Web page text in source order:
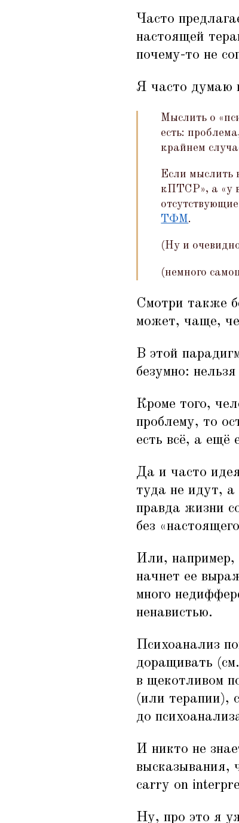
Часто
настоящей
почему-то не
Я часто думаю
Мыслить о «
есть:
крайнем
Если мыслить
кПТСР», а «у
ТФМ.
(Ну и
(немного
Смотри также
может, чаще,
В этой
безумно: нельзя
Кроме того,
проблему, то
есть всё, а ещё
Да и часто
туда не идут, а
правда жизни
без «
Или, например,
начнет ее
много
ненавистью.
Психоанализ
доращивать
в щекотливом
(или терапии),
до
И никто не
высказывания,
carry on
Ну, про это я